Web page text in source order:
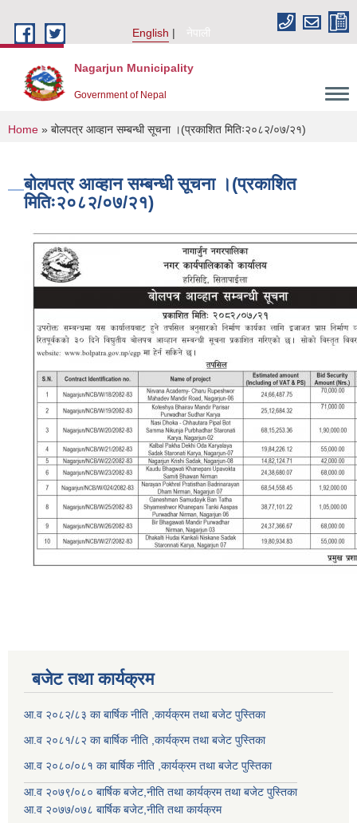
English
नेपाली
Nagarjun Municipality
Government of Nepal
You are here
Home » बोलपत्र आव्हान सम्बन्धी सूचना ।(प्रकाशित मितिः२०८२/०७/२१)
बोलपत्र आव्हान सम्बन्धी सूचना ।(प्रकाशित
मितिः२०८२/०७/२१)
बजेट तथा कार्यक्रम
आ.व २०८२/८३ का बार्षिक नीति ,कार्यक्रम तथा बजेट पुस्तिका
आ.व २०८१/८२ का बार्षिक नीति ,कार्यक्रम तथा बजेट पुस्तिका
आ.व २०८०/०८१ का बार्षिक नीति ,कार्यक्रम तथा बजेट पुस्तिका
आ.व २०७९/०८० बार्षिक बजेट,नीति तथा कार्यक्रम तथा बजेट पुस्तिका
आ.व २०७७/०७८ बार्षिक बजेट,नीति तथा कार्यक्रम